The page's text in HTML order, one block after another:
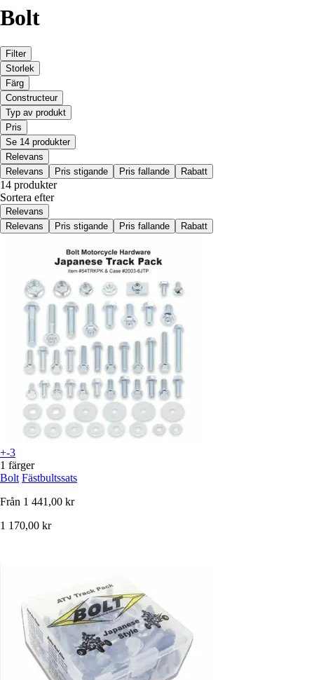
Bolt
Filter
Storlek
Färg
Constructeur
Typ av produkt
Pris
Se 14 produkter
Relevans
Relevans
Pris stigande Pris fallande Rabatt
14 produkter
Sortera efter
Relevans
Relevans
Pris stigande Pris fallande Rabatt
+-3
1 färger
Bolt Fästbultssats
Från 1 441,00 kr
1 170,00 kr